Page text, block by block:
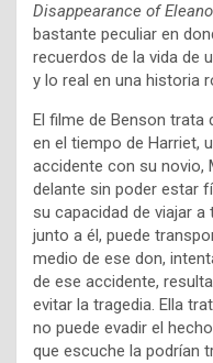
Disappearance of
bastante peculiar en
recuerdos de la vida de
y lo real en una historia
El filme de Benson trata
en el tiempo de Harriet,
accidente con su novio,
delante sin poder estar
su capacidad de viajar
junto a él, puede
medio de ese don,
de ese accidente,
evitar la tragedia. Ella
no puede evadir el
que escuche la podrían